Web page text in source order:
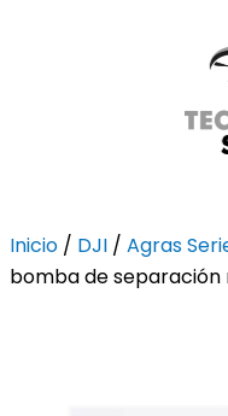
Inicio / DJI / Agras
bomba de separación